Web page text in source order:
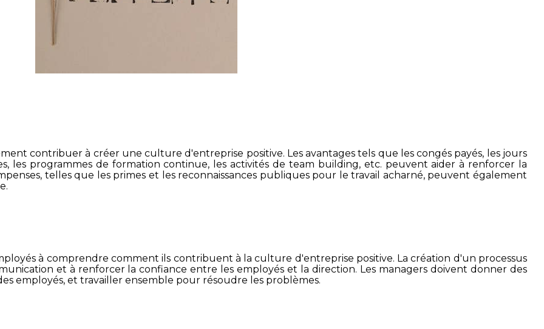
contribuer à créer une culture d'entreprise positive. Les avantages tels que les congés payés, les jours
les programmes de formation continue, les activités de team building, etc. peuvent aider à renforcer la
telles que les primes et les reconnaissances publiques pour le travail acharné, peuvent également
à comprendre comment ils contribuent à la culture d'entreprise positive. La création d'un processus
et à renforcer la confiance entre les employés et la direction. Les managers doivent donner des
employés, et travailler ensemble pour résoudre les problèmes.